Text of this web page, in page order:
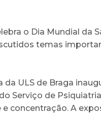
o Dia Mundial da
temas
ULS de Braga
Serviço de
concentração. A